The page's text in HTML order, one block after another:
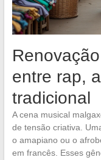
entre rap,
tradicional
A cena musical
de tensão criativa.
o amapiano ou o
em francês. Esses